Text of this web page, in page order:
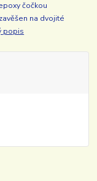
čočkou
na dvojité
popis